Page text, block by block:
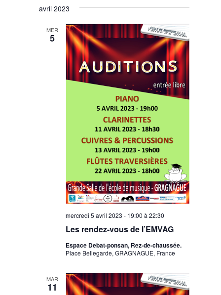
avril 2023
MER
5
Les rendez-vous de l’EMVAG
mercredi 5 avril 2023 - 19:00 à22:30
Espace Debat-ponsan, Rez-de-chaussée.
Place Bellegarde, GRAGNAGUE, France
MAR
11